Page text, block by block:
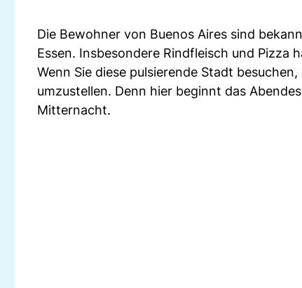
Die Bewohner von Buenos Aires sind
Essen. Insbesondere Rindfleisch und Pizza
Wenn Sie diese pulsierende Stadt
umzustellen. Denn hier beginnt das
Mitternacht.